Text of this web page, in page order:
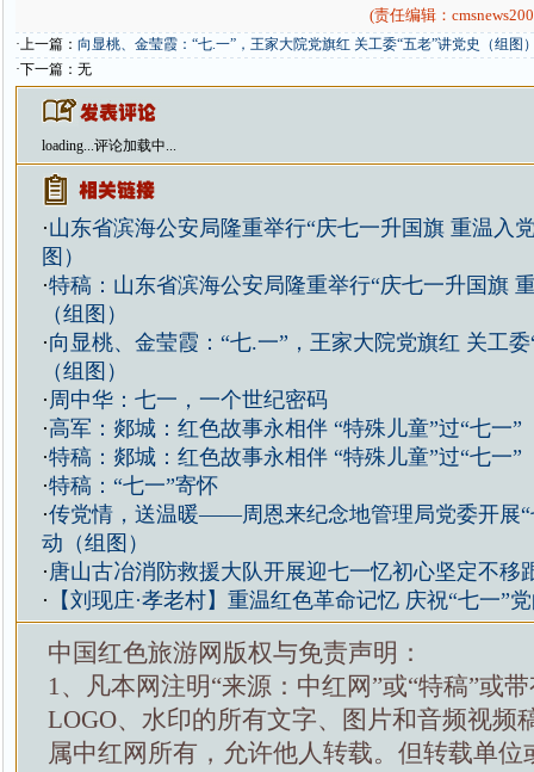
(责任编辑：
·上一篇： 向显桃、金莹霞：“七.一”，王家大院党旗红 关工委“五老”讲党史（组图
·下一篇：无
loading...评论加载中...
·山东省滨海公安局隆重举行“庆七一升国旗 重温入
图）
·特稿：山东省滨海公安局隆重举行“庆七一升国旗
（组图）
·向显桃、金莹霞：“七.一”，王家大院党旗红 关工
（组图）
· 周中华：七一，一个世纪密码
·高军：郯城：红色故事永相伴 “特殊儿童”过“七一”
·特稿：郯城：红色故事永相伴 “特殊儿童”过“七一”
·特稿：“七一”寄怀
·传党情，送温暖——周恩来纪念地管理局党委开展“
动（组图）
· 唐山古冶消防救援大队开展迎七一忆初心坚定不移
· 【刘现庄·孝老村】重温红色革命记忆 庆祝“七一”
中国红色旅游网版权与免责声明：
1、凡本网注明“来源：中红网”或“特稿”或
LOGO、水印的所有文字、图片和音频视频
属中红网所有，允许他人转载。但转载单位